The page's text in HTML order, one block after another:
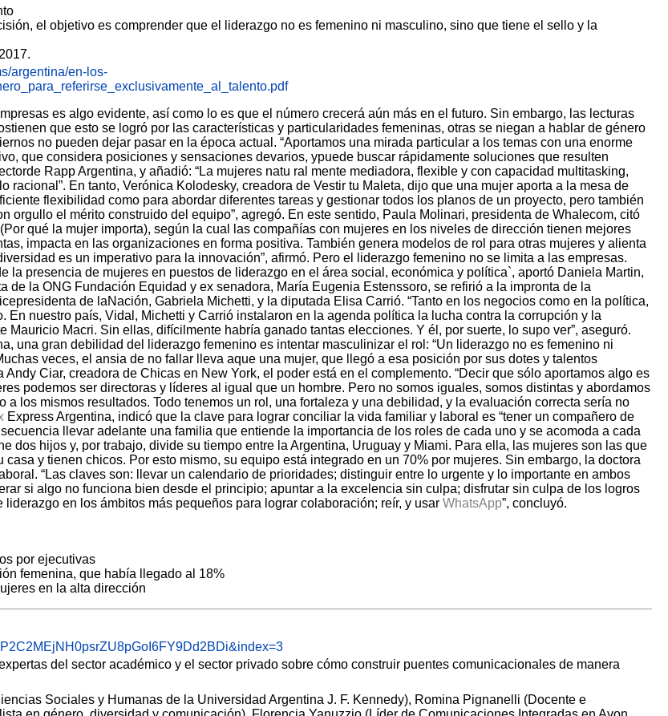
el objetivo es comprender que el liderazgo no es femenino ni masculino, sino que tiene el sello y la
argentina/en-los-
es algo evidente, así como lo es que el número crecerá aún más en el futuro. Sin embargo, las lecturas
que esto se logró por las características y particularidades femeninas, otras se niegan a hablar de género
no pueden dejar pasar en la época actual. “Aportamos una mirada particular a los temas con una enorme
que considera posiciones y sensaciones devarios, ypuede buscar rápidamente soluciones que resulten
Rapp Argentina, y añadió: “La mujeres natu ral mente mediadora, flexible y con capacidad multitasking,
racional”. En tanto, Verónica Kolodesky, creadora de Vestir tu Maleta, dijo que una mujer aporta a la mesa de
flexibilidad como para abordar diferentes tareas y gestionar todos los planos de un proyecto, pero también
orgullo el mérito construido del equipo”, agregó. En este sentido, Paula Molinari, presidenta de Whalecom, citó
qué la mujer importa), según la cual las compañías con mujeres en los niveles de dirección tienen mejores
impacta en las organizaciones en forma positiva. También genera modelos de rol para otras mujeres y alienta
es un imperativo para la innovación”, afirmó. Pero el liderazgo femenino no se limita a las empresas.
la presencia de mujeres en puestos de liderazgo en el área social, económica y política`, aportó Daniela Martin,
de la ONG Fundación Equidad y ex senadora, María Eugenia Estenssoro, se refirió a la impronta de la
de laNación, Gabriela Michetti, y la diputada Elisa Carrió. “Tanto en los negocios como en la política,
En nuestro país, Vidal, Michetti y Carrió instalaron en la agenda política la lucha contra la corrupción y la
Mauricio Macri. Sin ellas, difícilmente habría ganado tantas elecciones. Y él, por suerte, lo supo ver”, aseguró.
una gran debilidad del liderazgo femenino es intentar masculinizar el rol: “Un liderazgo no es femenino ni
veces, el ansia de no fallar lleva aque una mujer, que llegó a esa posición por sus dotes y talentos
Andy Ciar, creadora de Chicas en New York, el poder está en el complemento. “Decir que sólo aportamos algo es
podemos ser directoras y líderes al igual que un hombre. Pero no somos iguales, somos distintas y abordamos
a los mismos resultados. Todo tenemos un rol, una fortaleza y una debilidad, y la evaluación correcta sería no
Express Argentina, indicó que la clave para lograr conciliar la vida familiar y laboral es “tener un compañero de
llevar adelante una familia que entiende la importancia de los roles de cada uno y se acomoda a cada
dos hijos y, por trabajo, divide su tiempo entre la Argentina, Uruguay y Miami. Para ella, las mujeres son las que
casa y tienen chicos. Por esto mismo, su equipo está integrado en un 70% por mujeres. Sin embargo, la doctora
“Las claves son: llevar un calendario de prioridades; distinguir entre lo urgente y lo importante en ambos
si algo no funciona bien desde el principio; apuntar a la excelencia sin culpa; disfrutar sin culpa de los logros
liderazgo en los ámbitos más pequeños para lograr colaboración; reír, y usar WhatsApp”, concluyó.
por ejecutivas
femenina, que había llegado al 18%
en la alta dirección
del sector académico y el sector privado sobre cómo construir puentes comunicacionales de manera
Sociales y Humanas de la Universidad Argentina J. F. Kennedy), Romina Pignanelli (Docente e